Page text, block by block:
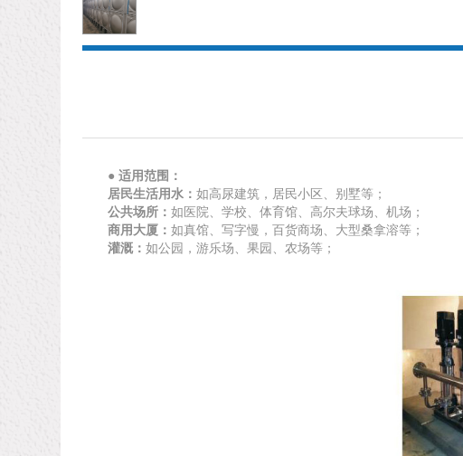
● 适用范围：
居民生活用水：如高尿建筑，居民小区、别墅等；
公共场所：如医院、学校、体育馆、高尔夫球场、机场；
商用大厦：如真馆、写字慢，百货商场、大型桑拿溶等；
灌溉：如公园，游乐场、果园、农场等；